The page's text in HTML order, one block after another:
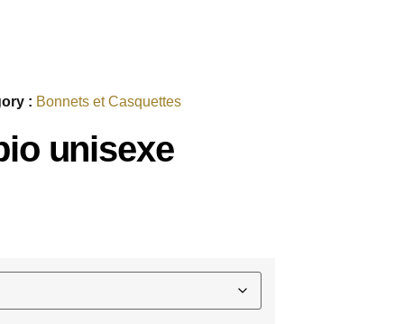
: Bonnets et Casquettes
unisexe